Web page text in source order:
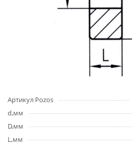
Артикул Pozos
d,мм
D,мм
L,мм